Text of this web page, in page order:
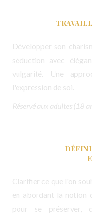
Développer son
séduction avec
vulgarité. Une
l'expression de soi.
Réservé aux adultes (18
Clarifier ce que l'on
en abordant la notion
pour se préserver,